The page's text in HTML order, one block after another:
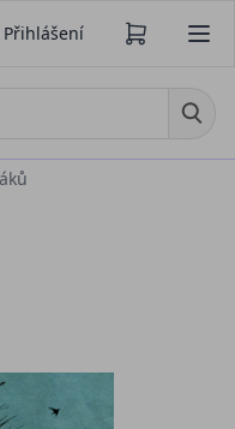
Přihlášení